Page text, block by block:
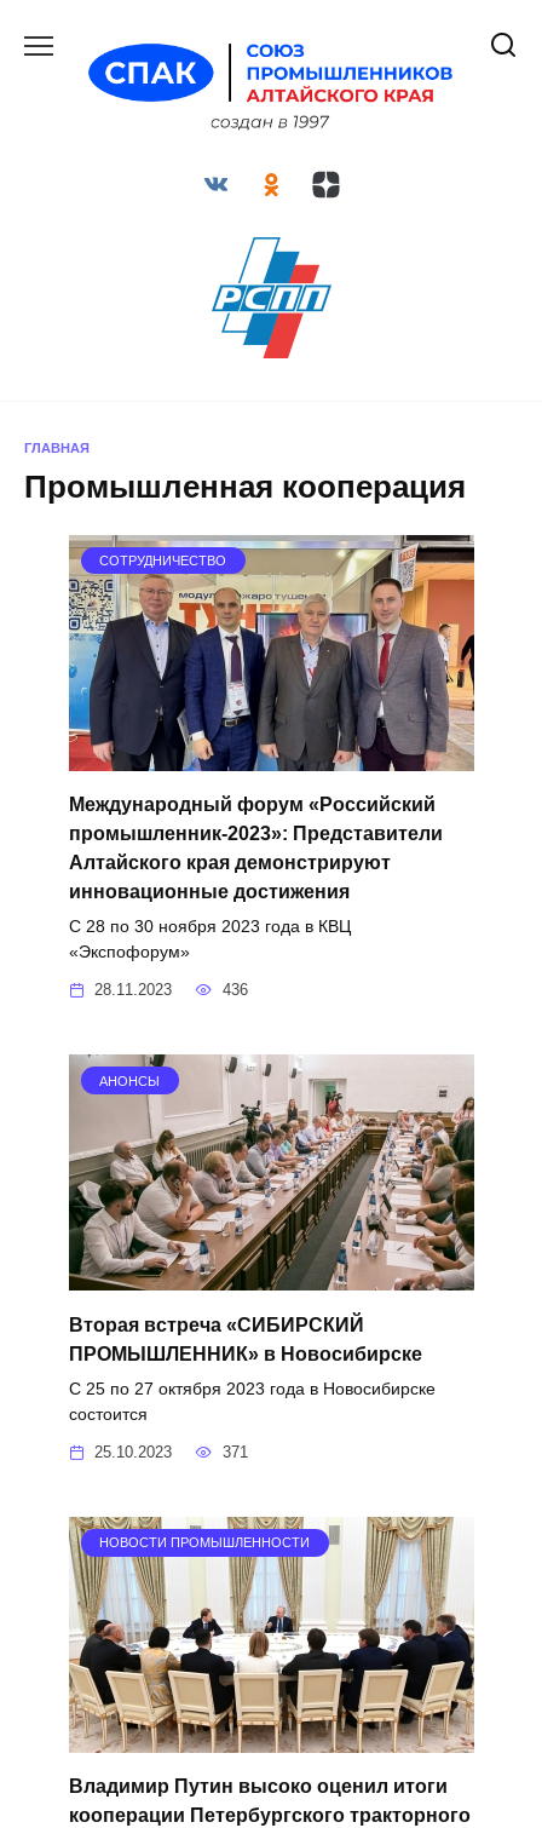
содержанию
ГЛАВНАЯ
Промышленная кооперация
СОТРУДНИЧЕСТВО
Международный форум «Российский
промышленник-2023»: Представители
Алтайского края демонстрируют
инновационные достижения
С 28 по 30 ноября 2023 года в КВЦ
«Экспофорум»
28.11.2023 436
АНОНСЫ
Вторая встреча «СИБИРСКИЙ
ПРОМЫШЛЕННИК» в Новосибирске
С 25 по 27 октября 2023 года в Новосибирске
состоится
25.10.2023 371
НОВОСТИ ПРОМЫШЛЕННОСТИ
Владимир Путин высоко оценил итоги
кооперации Петербургского тракторного